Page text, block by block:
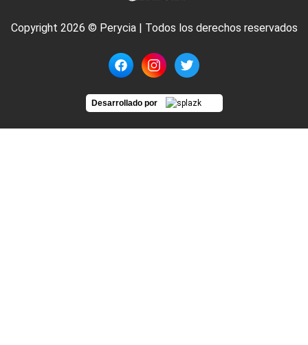
Copyright 2026 © Perycia | Todos los derechos reservados
Desarrollado por